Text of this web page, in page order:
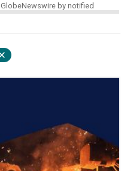
GlobeNewswire by notified